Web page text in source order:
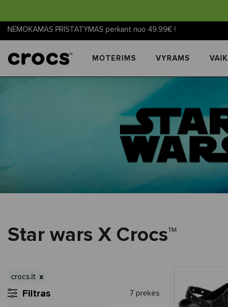
NEMOKAMAS PRISTATYMAS perkant nuo 49,99€ !
MOTERIMS VYRAMS
Star wars X Crocs™
crocs.lt
Filtras 7 prekės